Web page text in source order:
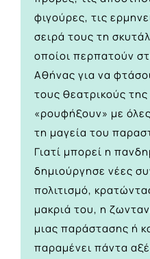
φιγούρες, τις
σειρά τους τη
οποίοι περπατούν
Αθήνας για να
τους θεατρικούς
«ρουφήξουν» με
τη μαγεία του
Γιατί μπορεί η
δημιούργησε νέες
πολιτισμό,
μακριά του, η
μιας παράστασης ή
παραμένει πάντα